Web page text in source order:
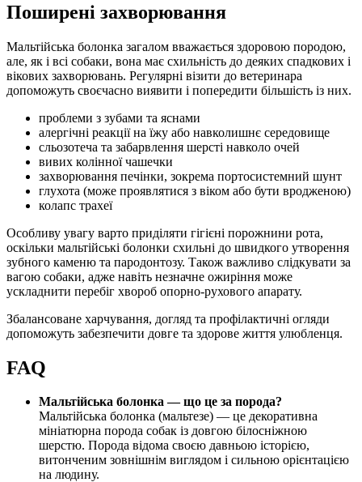
Поширені захворювання
Мальтійська болонка загалом вважається здоровою породою,
але, як і всі собаки, вона має схильність до деяких спадкових і
вікових захворювань. Регулярні візити до ветеринара
допоможуть своєчасно виявити і попередити більшість із них.
проблеми з зубами та яснами
алергічні реакції на їжу або навколишнє середовище
сльозотеча та забарвлення шерсті навколо очей
вивих колінної чашечки
захворювання печінки, зокрема портосистемний шунт
глухота (може проявлятися з віком або бути вродженою)
колапс трахеї
Особливу увагу варто приділяти гігієні порожнини рота,
оскільки мальтійські болонки схильні до швидкого утворення
зубного каменю та пародонтозу. Також важливо слідкувати за
вагою собаки, адже навіть незначне ожиріння може
ускладнити перебіг хвороб опорно-рухового апарату.
Збалансоване харчування, догляд та профілактичні огляди
допоможуть забезпечити довге та здорове життя улюбленця.
FAQ
Мальтійська болонка — що це за порода?
Мальтійська болонка (мальтезе) — це декоративна
мініатюрна порода собак із довгою білосніжною
шерстю. Порода відома своєю давньою історією,
витонченим зовнішнім виглядом і сильною орієнтацією
на людину.